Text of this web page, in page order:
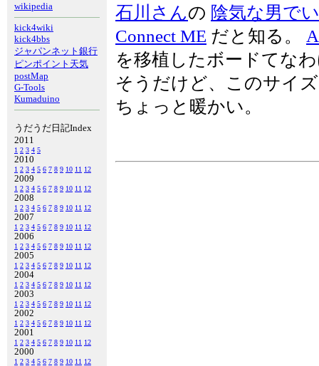
wikipedia
kick4wiki
kick4bbs
ジャパンネット銀行
ピンポイント天気
postMap
G-Tools
Kumaduino
うだうだ日記Index
2011
1 2 3 4 5
2010
1 2 3 4 5 6 7 8 9 10 11 12
2009
1 2 3 4 5 6 7 8 9 10 11 12
2008
1 2 3 4 5 6 7 8 9 10 11 12
2007
1 2 3 4 5 6 7 8 9 10 11 12
2006
1 2 3 4 5 6 7 8 9 10 11 12
2005
1 2 3 4 5 6 7 8 9 10 11 12
2004
1 2 3 4 5 6 7 8 9 10 11 12
2003
1 2 3 4 5 6 7 8 9 10 11 12
2002
1 2 3 4 5 6 7 8 9 10 11 12
2001
1 2 3 4 5 6 7 8 9 10 11 12
2000
1 2 3 4 5 6 7 8 9 10 11 12
石川さんの 陰気な男で
Connect ME だと知る。
を移植したボードてな
そうだけど、このサイ
ちょっと暖かい。